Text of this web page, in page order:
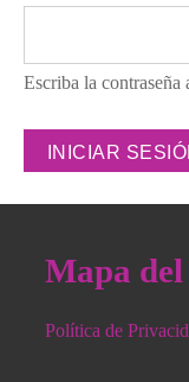
Escriba la contraseña
Mapa
Política de